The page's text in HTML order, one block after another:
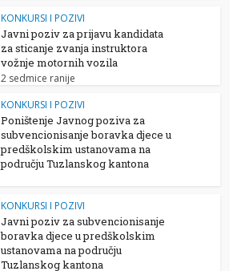
KONKURSI I POZIVI
Javni poziv za prijavu kandidata
za sticanje zvanja instruktora
vožnje motornih vozila
2 sedmice ranije
KONKURSI I POZIVI
Poništenje Javnog poziva za
subvencionisanje boravka djece u
predškolskim ustanovama na
području Tuzlanskog kantona
KONKURSI I POZIVI
Javni poziv za subvencionisanje
boravka djece u predškolskim
ustanovama na području
Tuzlanskog kantona